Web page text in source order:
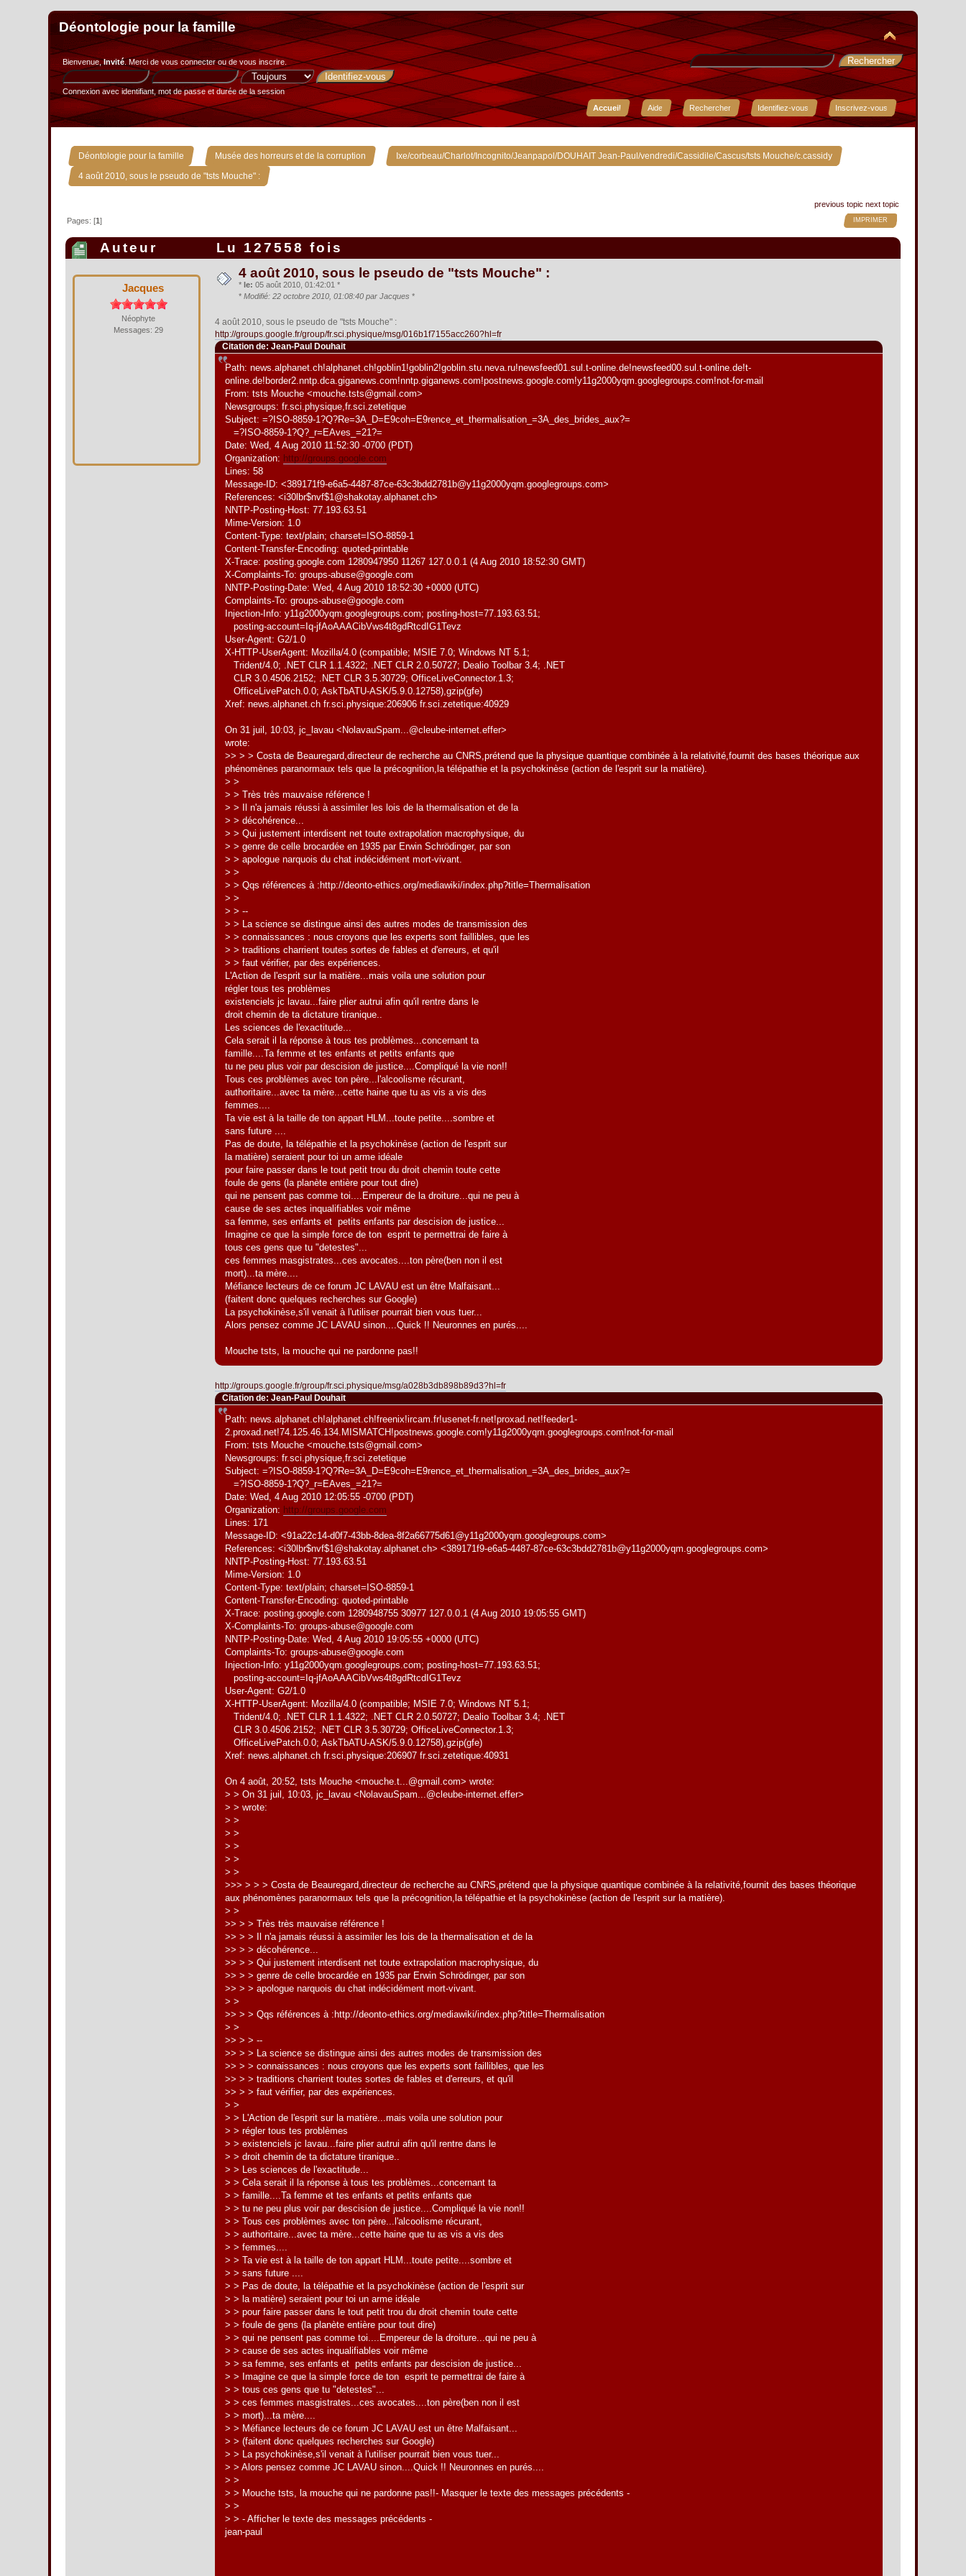
Déontologie pour la famille
Bienvenue,Invité. Merci devous connecterou devous inscrire.
Connexion avec identifiant, mot de passe et durée de la session
Accueil
Aide Rechercher Identifiez-vous Inscrivez-vous
Déontologie pour la famille » Musée des horreurs et de la corruption » Ixe/corbeau/Charlot/Incognito/Jeanpapol/DOUHAIT Jean-Paul/vendredi/Cassidile/Cascus/tsts Mouche/c.cassidy »
4 août 2010, sous le pseudo de "tsts Mouche" :
previous topic next topic
IMPRIMER
Pages: [1]
Auteur Lu 127558 fois
Jacques
Néophyte
Messages: 29
4 août 2010, sous le pseudo de "tsts Mouche" :
* le: 05 août 2010, 01:42:01 *
* Modifié: 22 octobre 2010, 01:08:40 par Jacques *
4 août 2010, sous le pseudo de "tsts Mouche" :
http://groups.google.fr/group/fr.sci.physique/msg/016b1f7155acc260?hl=fr
Citation de: Jean-Paul Douhait
Path: news.alphanet.ch!alphanet.ch!goblin1!goblin2!goblin.stu.neva.ru!newsfeed01.sul.t-online.de!newsfeed00.sul.t-online.de!t-
online.de!border2.nntp.dca.giganews.com!nntp.giganews.com!postnews.google.com!y11g2000yqm.googlegroups.com!not-for-mail
From: tsts Mouche <mouche.tsts@gmail.com>
Newsgroups: fr.sci.physique,fr.sci.zetetique
Subject: =?ISO-8859-1?Q?Re=3A_D=E9coh=E9rence_et_thermalisation_=3A_des_brides_aux?=
=?ISO-8859-1?Q?_r=EAves_=21?=
Date: Wed, 4 Aug 2010 11:52:30 -0700 (PDT)
Organization: http://groups.google.com
Lines: 58
Message-ID: <389171f9-e6a5-4487-87ce-63c3bdd2781b@y11g2000yqm.googlegroups.com>
References: <i30lbr$nvf$1@shakotay.alphanet.ch>
NNTP-Posting-Host: 77.193.63.51
Mime-Version: 1.0
Content-Type: text/plain; charset=ISO-8859-1
Content-Transfer-Encoding: quoted-printable
X-Trace: posting.google.com 1280947950 11267 127.0.0.1 (4 Aug 2010 18:52:30 GMT)
X-Complaints-To: groups-abuse@google.com
NNTP-Posting-Date: Wed, 4 Aug 2010 18:52:30 +0000 (UTC)
Complaints-To: groups-abuse@google.com
Injection-Info: y11g2000yqm.googlegroups.com; posting-host=77.193.63.51;
posting-account=Iq-jfAoAAACibVws4t8gdRtcdIG1Tevz
User-Agent: G2/1.0
X-HTTP-UserAgent: Mozilla/4.0 (compatible; MSIE 7.0; Windows NT 5.1;
Trident/4.0; .NET CLR 1.1.4322; .NET CLR 2.0.50727; Dealio Toolbar 3.4; .NET
CLR 3.0.4506.2152; .NET CLR 3.5.30729; OfficeLiveConnector.1.3;
OfficeLivePatch.0.0; AskTbATU-ASK/5.9.0.12758),gzip(gfe)
Xref: news.alphanet.ch fr.sci.physique:206906 fr.sci.zetetique:40929
On 31 juil, 10:03, jc_lavau <NolavauSpam...@cleube-internet.effer>
wrote:
>> > > Costa de Beauregard,directeur de recherche au CNRS,prétend que la physique quantique combinée à la relativité,fournit des bases théorique aux
phénomènes paranormaux tels que la précognition,la télépathie et la psychokinèse (action de l'esprit sur la matière).
> >
> > Très très mauvaise référence !
> > Il n'a jamais réussi à assimiler les lois de la thermalisation et de la
> > décohérence...
> > Qui justement interdisent net toute extrapolation macrophysique, du
> > genre de celle brocardée en 1935 par Erwin Schrödinger, par son
> > apologue narquois du chat indécidément mort-vivant.
> >
> > Qqs références à :http://deonto-ethics.org/mediawiki/index.php?title=Thermalisation
> >
> > --
> > La science se distingue ainsi des autres modes de transmission des
> > connaissances : nous croyons que les experts sont faillibles, que les
> > traditions charrient toutes sortes de fables et d'erreurs, et qu'il
> > faut vérifier, par des expériences.
L'Action de l'esprit sur la matière...mais voila une solution pour
régler tous tes problèmes
existenciels jc lavau...faire plier autrui afin qu'il rentre dans le
droit chemin de ta dictature tiranique..
Les sciences de l'exactitude...
Cela serait il la réponse à tous tes problèmes...concernant ta
famille....Ta femme et tes enfants et petits enfants que
tu ne peu plus voir par descision de justice....Compliqué la vie non!!
Tous ces problèmes avec ton père...l'alcoolisme récurant,
authoritaire...avec ta mère...cette haine que tu as vis a vis des
femmes....
Ta vie est à la taille de ton appart HLM...toute petite....sombre et
sans future ....
Pas de doute, la télépathie et la psychokinèse (action de l'esprit sur
la matière) seraient pour toi un arme idéale
pour faire passer dans le tout petit trou du droit chemin toute cette
foule de gens (la planète entière pour tout dire)
qui ne pensent pas comme toi....Empereur de la droiture...qui ne peu à
cause de ses actes inqualifiables voir même
sa femme, ses enfants et petits enfants par descision de justice...
Imagine ce que la simple force de ton esprit te permettrai de faire à
tous ces gens que tu "detestes"...
ces femmes masgistrates...ces avocates....ton père(ben non il est
mort)...ta mère....
Méfiance lecteurs de ce forum JC LAVAU est un être Malfaisant...
(faitent donc quelques recherches sur Google)
La psychokinèse,s'il venait à l'utiliser pourrait bien vous tuer...
Alors pensez comme JC LAVAU sinon....Quick !! Neuronnes en purés....
Mouche tsts, la mouche qui ne pardonne pas!!
http://groups.google.fr/group/fr.sci.physique/msg/a028b3db898b89d3?hl=fr
Citation de: Jean-Paul Douhait
Path: news.alphanet.ch!alphanet.ch!freenix!ircam.fr!usenet-fr.net!proxad.net!feeder1-
2.proxad.net!74.125.46.134.MISMATCH!postnews.google.com!y11g2000yqm.googlegroups.com!not-for-mail
From: tsts Mouche <mouche.tsts@gmail.com>
Newsgroups: fr.sci.physique,fr.sci.zetetique
Subject: =?ISO-8859-1?Q?Re=3A_D=E9coh=E9rence_et_thermalisation_=3A_des_brides_aux?=
=?ISO-8859-1?Q?_r=EAves_=21?=
Date: Wed, 4 Aug 2010 12:05:55 -0700 (PDT)
Organization: http://groups.google.com
Lines: 171
Message-ID: <91a22c14-d0f7-43bb-8dea-8f2a66775d61@y11g2000yqm.googlegroups.com>
References: <i30lbr$nvf$1@shakotay.alphanet.ch> <389171f9-e6a5-4487-87ce-63c3bdd2781b@y11g2000yqm.googlegroups.com>
NNTP-Posting-Host: 77.193.63.51
Mime-Version: 1.0
Content-Type: text/plain; charset=ISO-8859-1
Content-Transfer-Encoding: quoted-printable
X-Trace: posting.google.com 1280948755 30977 127.0.0.1 (4 Aug 2010 19:05:55 GMT)
X-Complaints-To: groups-abuse@google.com
NNTP-Posting-Date: Wed, 4 Aug 2010 19:05:55 +0000 (UTC)
Complaints-To: groups-abuse@google.com
Injection-Info: y11g2000yqm.googlegroups.com; posting-host=77.193.63.51;
posting-account=Iq-jfAoAAACibVws4t8gdRtcdIG1Tevz
User-Agent: G2/1.0
X-HTTP-UserAgent: Mozilla/4.0 (compatible; MSIE 7.0; Windows NT 5.1;
Trident/4.0; .NET CLR 1.1.4322; .NET CLR 2.0.50727; Dealio Toolbar 3.4; .NET
CLR 3.0.4506.2152; .NET CLR 3.5.30729; OfficeLiveConnector.1.3;
OfficeLivePatch.0.0; AskTbATU-ASK/5.9.0.12758),gzip(gfe)
Xref: news.alphanet.ch fr.sci.physique:206907 fr.sci.zetetique:40931
On 4 août, 20:52, tsts Mouche <mouche.t...@gmail.com> wrote:
> > On 31 juil, 10:03, jc_lavau <NolavauSpam...@cleube-internet.effer>
> > wrote:
> >
> >
> >
> >
> >
>>> > > > Costa de Beauregard,directeur de recherche au CNRS,prétend que la physique quantique combinée à la relativité,fournit des bases théorique
aux phénomènes paranormaux tels que la précognition,la télépathie et la psychokinèse (action de l'esprit sur la matière).
> >
>> > > Très très mauvaise référence !
>> > > Il n'a jamais réussi à assimiler les lois de la thermalisation et de la
>> > > décohérence...
>> > > Qui justement interdisent net toute extrapolation macrophysique, du
>> > > genre de celle brocardée en 1935 par Erwin Schrödinger, par son
>> > > apologue narquois du chat indécidément mort-vivant.
> >
>> > > Qqs références à :http://deonto-ethics.org/mediawiki/index.php?title=Thermalisation
> >
>> > > --
>> > > La science se distingue ainsi des autres modes de transmission des
>> > > connaissances : nous croyons que les experts sont faillibles, que les
>> > > traditions charrient toutes sortes de fables et d'erreurs, et qu'il
>> > > faut vérifier, par des expériences.
> >
> > L'Action de l'esprit sur la matière...mais voila une solution pour
> > régler tous tes problèmes
> > existenciels jc lavau...faire plier autrui afin qu'il rentre dans le
> > droit chemin de ta dictature tiranique..
> > Les sciences de l'exactitude...
> > Cela serait il la réponse à tous tes problèmes...concernant ta
> > famille....Ta femme et tes enfants et petits enfants que
> > tu ne peu plus voir par descision de justice....Compliqué la vie non!!
> > Tous ces problèmes avec ton père...l'alcoolisme récurant,
> > authoritaire...avec ta mère...cette haine que tu as vis a vis des
> > femmes....
> > Ta vie est à la taille de ton appart HLM...toute petite....sombre et
> > sans future ....
> > Pas de doute, la télépathie et la psychokinèse (action de l'esprit sur
> > la matière) seraient pour toi un arme idéale
> > pour faire passer dans le tout petit trou du droit chemin toute cette
> > foule de gens (la planète entière pour tout dire)
> > qui ne pensent pas comme toi....Empereur de la droiture...qui ne peu à
> > cause de ses actes inqualifiables voir même
> > sa femme, ses enfants et petits enfants par descision de justice...
> > Imagine ce que la simple force de ton esprit te permettrai de faire à
> > tous ces gens que tu "detestes"...
> > ces femmes masgistrates...ces avocates....ton père(ben non il est
> > mort)...ta mère....
> > Méfiance lecteurs de ce forum JC LAVAU est un être Malfaisant...
> > (faitent donc quelques recherches sur Google)
> > La psychokinèse,s'il venait à l'utiliser pourrait bien vous tuer...
> > Alors pensez comme JC LAVAU sinon....Quick !! Neuronnes en purés....
> >
> > Mouche tsts, la mouche qui ne pardonne pas!!- Masquer le texte des messages précédents -
> >
> > - Afficher le texte des messages précédents -
jean-paul